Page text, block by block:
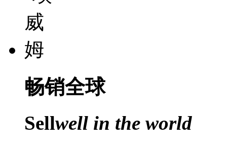
畅销全球
Sellwell in the world